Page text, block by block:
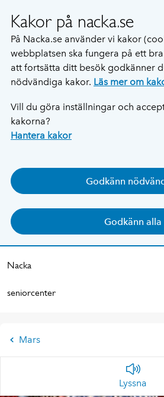
Kakor på nacka.se
På Nacka.se använder vi kakor
webbplatsen ska fungera på ett
att fortsätta ditt besök godkänner
nödvändiga kakor. Läs mer om
Vill du göra inställningar och
kakorna?
Hantera kakor
Godkänn
Godkänn alla
Nacka
seniorcenter
Mars
Lyssna